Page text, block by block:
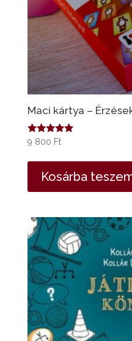
Maci kártya –
Értékelés:
9 800 Ft
Kosárba